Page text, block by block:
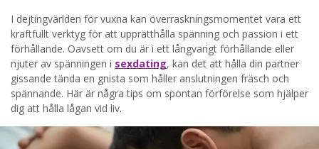
Steg3
Din mailadress?
Genom att registrera godkänner jag
Sekretesspolicyn
reklam via e-post från hemsidans operatörer. Jag kan dra
tillbaka godkännande när jag vill.
I dejtingvärlden för vuxna kan överraskningsmomentet vara ett
kraftfullt verktyg för att upprätthålla spänning och passion i ett
förhållande. Oavsett om du är i ett långvarigt förhållande eller
njuter av spänningen i sexdating, kan det att hålla din partner
gissande tända en gnista som håller anslutningen fräsch och
spännande. Här är några tips om spontan förförelse som hjälper
dig att hålla lågan vid liv.